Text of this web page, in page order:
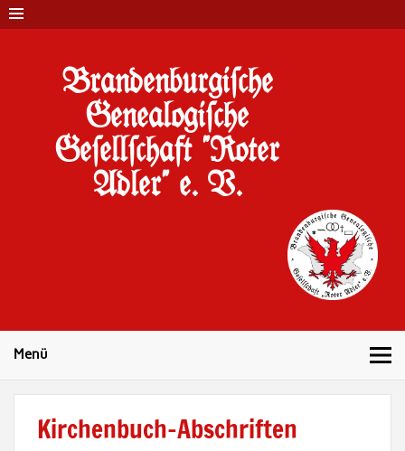
Brandenburgi#che
Genealogi#che
Ge#ell#chaft "Roter
Adler" e. V.
Menü
Kirchenbuch-Abschriften